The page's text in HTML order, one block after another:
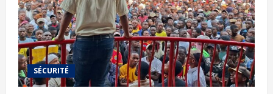
SÉCURITÉ